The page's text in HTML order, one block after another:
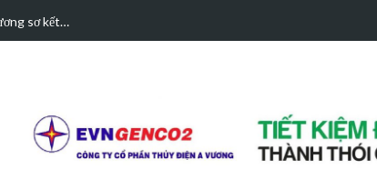
bán điện dư